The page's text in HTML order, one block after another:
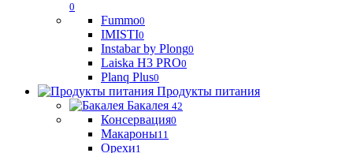
0
Fummo0
IMISTI0
Instabar by Plong0
Laiska H3 PRO0
Planq Plus0
Продукты питания
Бакалея 42
Консервация0
Макароны11
Орехи1